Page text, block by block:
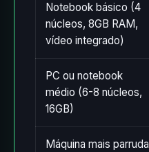
Notebook básico (4
núcleos, 8GB RAM,
vídeo integrado)
PC ou notebook
médio (6-8 núcleos,
16GB)
Máquina mais parruda